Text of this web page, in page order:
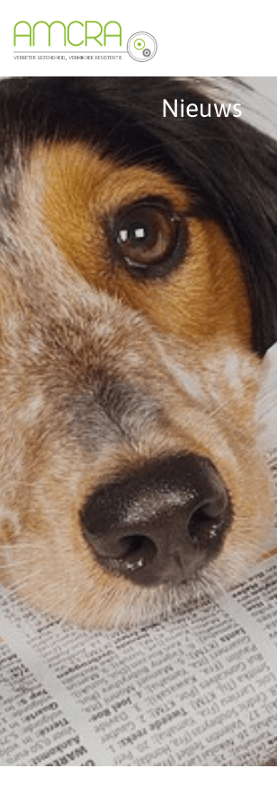
Nieuws